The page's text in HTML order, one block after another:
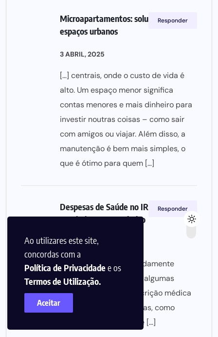
Ao utilizares este site,
concordas com a
Política de Privacidadee os
Termos de Utilização.
Aceitar
Microapartamentos: solução para
espaços urbanos
3 ABRIL, 2025
[…] centrais, onde o custo de vida é
alto. Um espaço menor significa
contas menores e mais dinheiro para
investir noutras coisas – como sair
com amigos ou viajar. Além disso, a
manutenção é bem mais simples, o
que é ótimo para quem […]
Responder
Despesas de Saúde no IRS: Declarar e
Maximizar o Reembolso
3 ABRIL, 2025
[…] precisam estar devidamente
registados. Além disso, algumas
despesas exigem prescrição médica
para serem consideradas, como
certos medicamentos e […]
Responder